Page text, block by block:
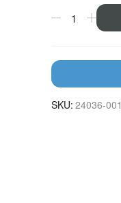
SKU: 24036-001